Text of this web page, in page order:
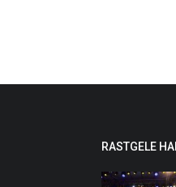
RASTGELE